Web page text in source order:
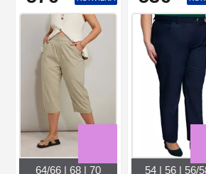
64/66 | 68 | 70
54 | 56 | 56/